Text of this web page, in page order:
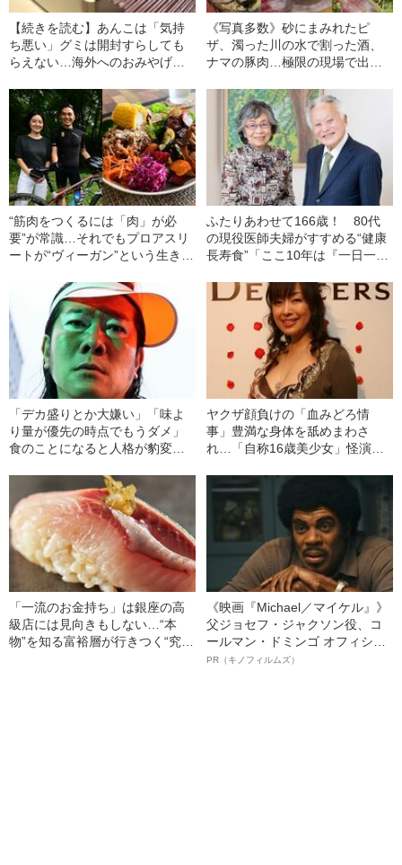
【続きを読む】あんこは「気持
ち悪い」グミは開封すらしても
らえない…海外へのおみやげに
解”は？
《写真多数》砂にまみれたピ
ザ、濁った川の水で割った酒、
ナマの豚肉…極限の現場で出会
飯」
“筋肉をつくるには「肉」が必
要”が常識…それでもプロアスリ
ートが“ヴィーガン”という生き方
ふたりあわせて166歳！ 80代
の現役医師夫婦がすすめる“健康
長寿食”「ここ10年は『一日一
「デカ盛りとか大嫌い」「味よ
り量が優先の時点でもうダメ」
食のことになると人格が豹変す
ヤクザ顔負けの「血みどろ情
事」豊満な身体を舐めまわさ
れ…「自称16歳美少女」怪演
ぎる“熟れ方”
「一流のお金持ち」は銀座の高
級店には見向きもしない…“本
物”を知る富裕層が行きつく“究極
《映画『Michael／マイケル』》
父ジョセフ・ジャクソン役、コ
ールマン・ドミンゴ オフィシャ
ルインタビュー“観客を魅了した
PR（キノフィルムズ）